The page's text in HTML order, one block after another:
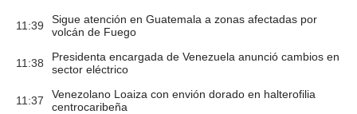
11:39
Sigue atención en Guatemala a zonas afectadas por
volcán de Fuego
11:38
Presidenta encargada de Venezuela anunció cambios en
sector eléctrico
11:37
Venezolano Loaiza con envión dorado en halterofilia
centrocaribeña